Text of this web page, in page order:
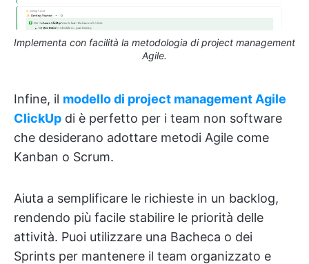
Implementa con facilità la metodologia di project management
Agile.
Infine, il modello di project management Agile
ClickUp di è perfetto per i team non software
che desiderano adottare metodi Agile come
Kanban o Scrum.
Aiuta a semplificare le richieste in un backlog,
rendendo più facile stabilire le priorità delle
attività. Puoi utilizzare una Bacheca o dei
Sprints per mantenere il team organizzato e